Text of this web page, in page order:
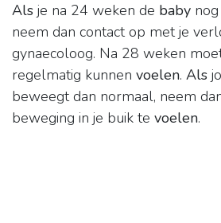
Als je na 24 weken de baby nog
neem dan contact op met je
gynaecoloog. Na 28 weken
regelmatig kunnen voelen. Als
beweegt dan normaal, neem
beweging in je buik te voelen.